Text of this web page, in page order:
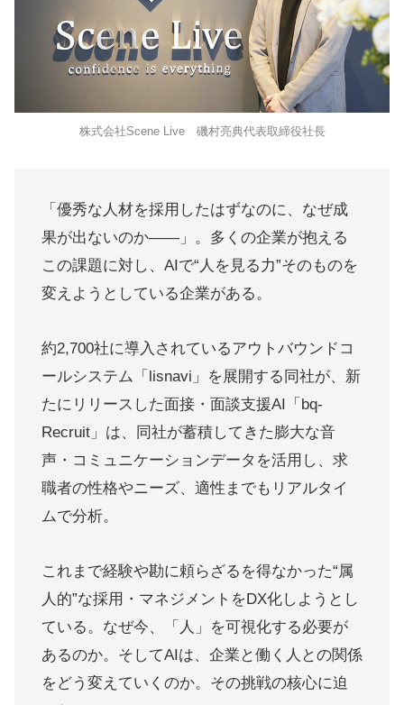
株式会社Scene Live 磯村亮典代表取締役社長
「優秀な人材を採用したはずなのに、なぜ成
果が出ないのか――」。多くの企業が抱える
この課題に対し、AIで“人を見る力”そのものを
変えようとしている企業がある。
約2,700社に導入されているアウトバウンドコ
ールシステム「lisnavi」を展開する同社が、新
たにリリースした面接・面談支援AI「bq-
Recruit」は、同社が蓄積してきた膨大な音
声・コミュニケーションデータを活用し、求
職者の性格やニーズ、適性までもリアルタイ
ムで分析。
これまで経験や勘に頼らざるを得なかった“属
人的”な採用・マネジメントをDX化しようとし
ている。なぜ今、「人」を可視化する必要が
あるのか。そしてAIは、企業と働く人との関係
をどう変えていくのか。その挑戦の核心に迫